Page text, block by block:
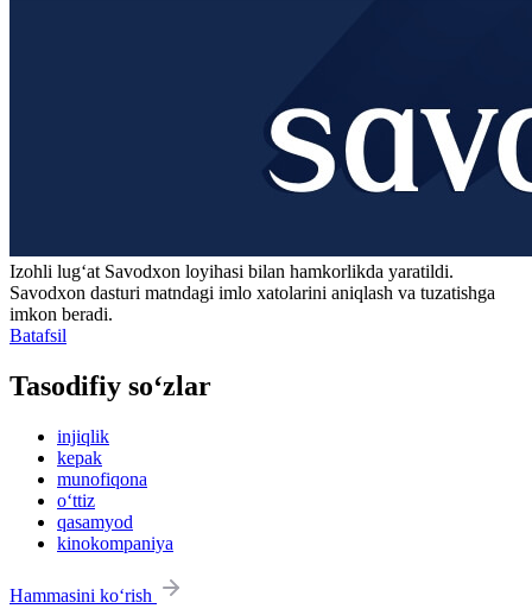
Izohli lugʻat Savodxon loyihasi bilan hamkorlikda yaratildi.
Savodxon dasturi matndagi imlo xatolarini aniqlash va tuzatishga
imkon beradi.
Batafsil
Tasodifiy so‘zlar
injiqlik
kepak
munofiqona
o‘ttiz
qasamyod
kinokompaniya
Hammasini ko‘rish